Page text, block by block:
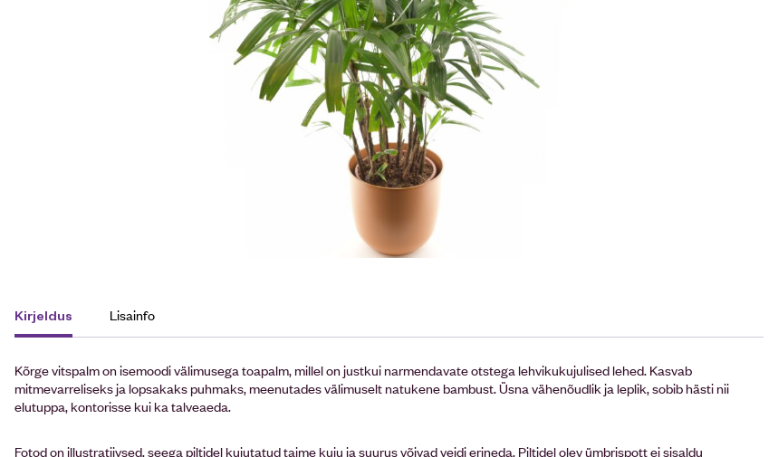
Kirjeldus Lisainfo
Kõrge vitspalm on isemoodi välimusega toapalm, millel on justkui narmendavate otstega lehvikukujulised lehed. Kasvab
mitmevarreliseks ja lopsakaks puhmaks, meenutades välimuselt natukene bambust. Üsna vähenõudlik ja leplik, sobib hästi nii
elutuppa, kontorisse kui ka talveaeda.
Fotod on illustratiivsed, seega piltidel kujutatud taime kuju ja suurus võivad veidi erineda. Piltidel olev ümbrispott ei sisaldu